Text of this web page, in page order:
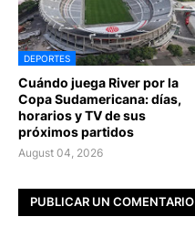
DEPORTES
Cuándo juega River por la
Copa Sudamericana: días,
horarios y TV de sus
próximos partidos
August 04, 2026
PUBLICAR UN COMENTARIO